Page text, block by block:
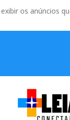
os anúncios